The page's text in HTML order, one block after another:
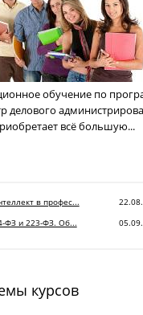
обучение по
делового
всё большую...
в профес...
ФЗ и 223-ФЗ. Об...
курсов